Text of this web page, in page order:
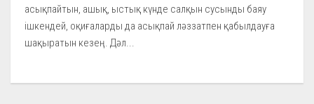
асықпайтын, ашық, ыстық күнде салқын сусынды баяу
ішкендей, оқиғаларды да асықпай ләззатпен қабылдауға
шақыратын кезең. Дәл...